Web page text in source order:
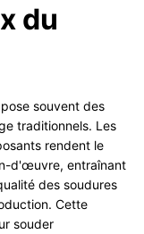
du
souvent des
traditionnels. Les
rendent le
d'œuvre, entraînant
des soudures
Cette
souder